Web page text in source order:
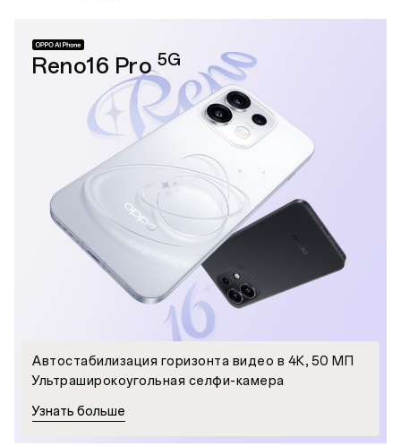
Reno16 Pro5G
Автостабилизация горизонта видео в 4К, 50 МП
Ультраширокоугольная селфи-камера
Узнать больше